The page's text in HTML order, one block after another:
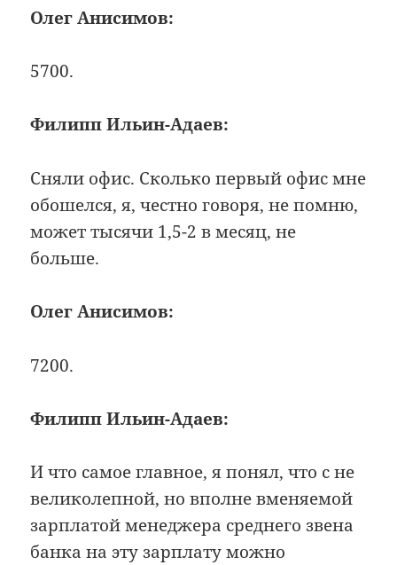
Олег Анисимов:
5700.
Филипп Ильин-Адаев:
Сняли офис. Сколько первый офис мне
обошелся, я, честно говоря, не помню,
может тысячи 1,5-2 в месяц, не
больше.
Олег Анисимов:
7200.
Филипп Ильин-Адаев:
И что самое главное, я понял, что с не
великолепной, но вполне вменяемой
зарплатой менеджера среднего звена
банка на эту зарплату можно